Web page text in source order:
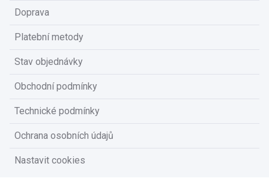
Doprava
Platební metody
Stav objednávky
Obchodní podmínky
Technické podmínky
Ochrana osobních údajů
Nastavit cookies